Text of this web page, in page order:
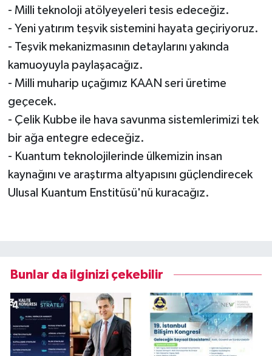
- Milli teknoloji atölyeyeleri tesis edeceğiz.
- Yeni yatırım teşvik sistemini hayata geçiriyoruz.
- Teşvik mekanizmasının detaylarını yakında
kamuoyuyla paylaşacağız.
- Milli muharip uçağımız KAAN seri üretime
geçecek.
- Çelik Kubbe ile hava savunma sistemlerimizi tek
bir ağa entegre edeceğiz.
- Kuantum teknolojilerinde ülkemizin insan
kaynağını ve araştırma altyapısını güçlendirecek
Ulusal Kuantum Enstitüsü'nü kuracağız.
Bunlar da ilginizi çekebilir